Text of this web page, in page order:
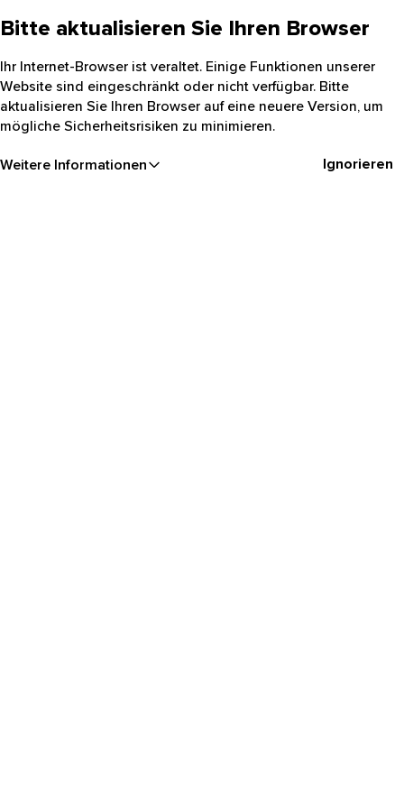
Bitte aktualisieren Sie Ihren Browser
Ihr Internet-Browser ist veraltet. Einige Funktionen unserer
Website sind eingeschränkt oder nicht verfügbar. Bitte
aktualisieren Sie Ihren Browser auf eine neuere Version, um
mögliche Sicherheitsrisiken zu minimieren.
Weitere Informationen Ignorieren